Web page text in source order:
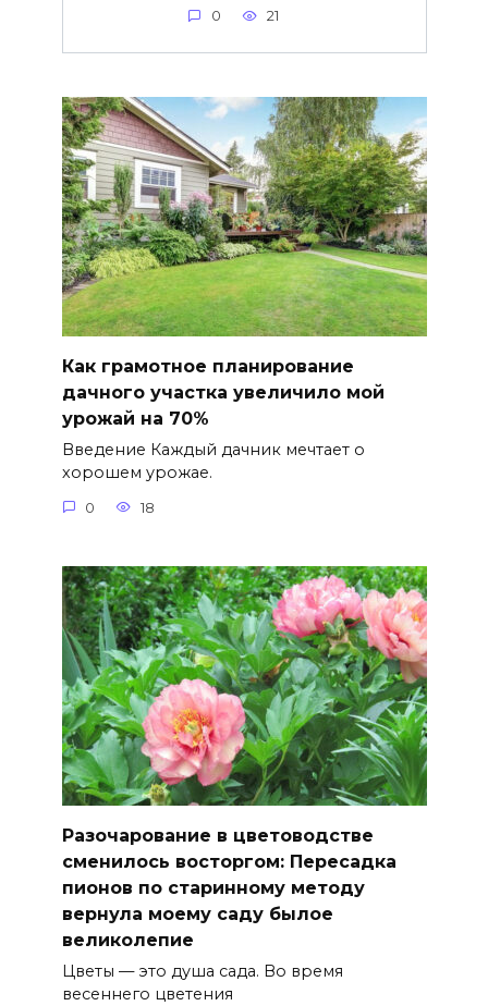
0 21
Как грамотное планирование
дачного участка увеличило мой
урожай на 70%
Введение Каждый дачник мечтает о
хорошем урожае.
0 18
Разочарование в цветоводстве
сменилось восторгом: Пересадка
пионов по старинному методу
вернула моему саду былое
великолепие
Цветы — это душа сада. Во время
весеннего цветения